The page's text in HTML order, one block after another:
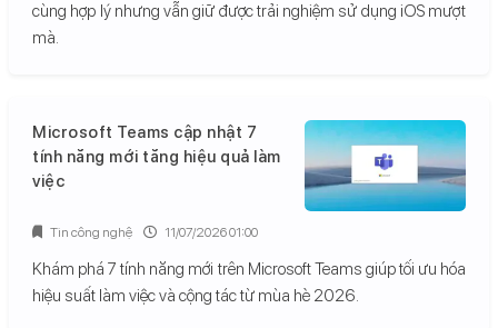
cùng hợp lý nhưng vẫn giữ được trải nghiệm sử dụng iOS mượt
mà.
Microsoft Teams cập nhật 7
tính năng mới tăng hiệu quả làm
việc
Khám phá 7 tính năng mới trên Microsoft Teams giúp tối ưu hóa
hiệu suất làm việc và cộng tác từ mùa hè 2026.
Tin công nghệ 11/07/2026 01:00